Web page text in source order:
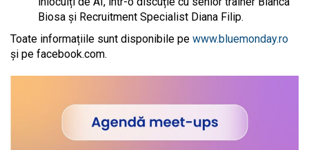
Biosa și Recruitment Specialist Diana Filip.
Toate informațiile sunt disponibile pe www.bluemonday.ro
și pe facebook.com.